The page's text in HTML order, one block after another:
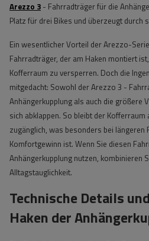
Arezzo 3 - Fahrradträger für die
Platz für drei Bikes und überzeugt durch
Ein wesentlicher Vorteil der Arezzo-
Fahrradträger, der am Haken montiert
Kofferraum zu versperren. Doch die
mitgedacht: Sowohl der Arezzo 3 -
Anhängerkupplung als auch die größere
sich abklappen. So bleibt der Kofferraum
zugänglich, was besonders bei längeren
Komfortgewinn ist. Wenn Sie diesen
Anhängerkupplung nutzen, kombinieren
Alltagstauglichkeit.
Technische Details
Haken der